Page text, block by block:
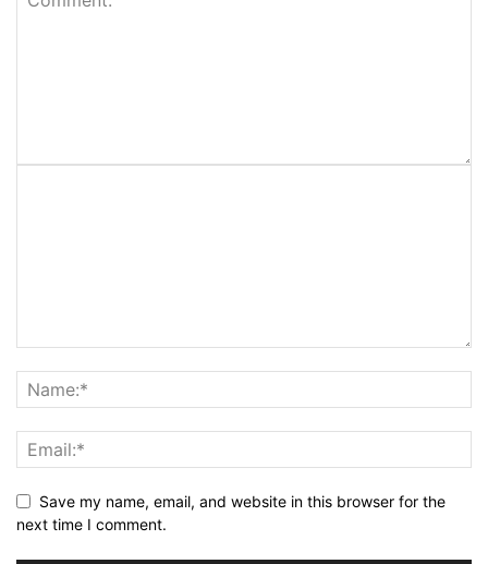
Save my name, email, and website in this browser for the
next time I comment.